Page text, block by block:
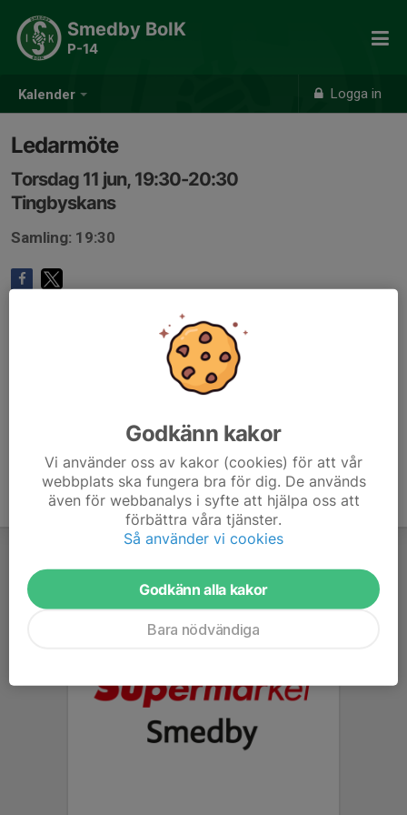
Kalender Logga in
Smedby BoIK
P-14
Ledarmöte
Torsdag 11 jun, 19:30-20:30
Tingbyskans
Samling: 19:30
Godkänn kakor
Vi använder oss av kakor (cookies) för att vår
webbplats ska fungera bra för dig. De används
även för webbanalys i syfte att hjälpa oss att
förbättra våra tjänster.
Så använder vi cookies
Godkänn alla kakor
Bara nödvändiga